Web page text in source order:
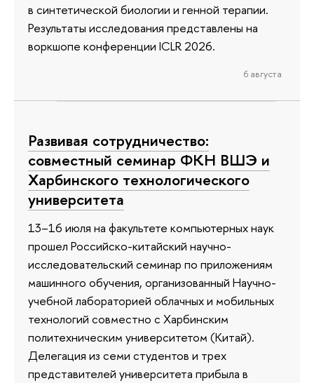
в синтетической биологии и генной терапии.
Результаты исследования представлены на
воркшопе конференции ICLR 2026.
6 августа
Развивая сотрудничество:
совместный семинар ФКН ВШЭ и
Харбинского технологического
университета
13–16 июля на факультете компьютерных наук
прошел Российско-китайский научно-
исследовательский семинар по приложениям
машинного обучения, организованный Научно-
учебной лабораторией облачных и мобильных
технологий совместно с Харбинским
политехническим университетом (Китай).
Делегация из семи студентов и трех
представителей университета прибыла в